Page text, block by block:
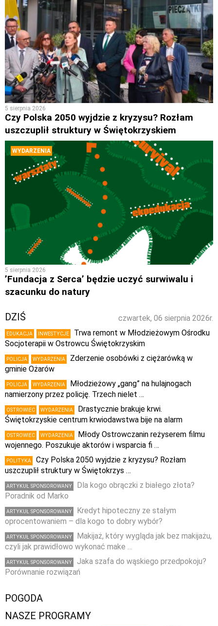
5 sierpnia 2026
Czy Polska 2050 wyjdzie z kryzysu? Rozłam
uszczuplił struktury w Świętokrzyskiem
WYDARZENIA
5 sierpnia 2026
’Fundacja z Serca’ będzie uczyć surwiwalu i
szacunku do natury
czwartek, 06 sierpnia 2026r.
DZIŚ
EDUKACJA INWESTYCJE
Trwa remont w Młodzieżowym Ośrodku
Socjoterapii w Ostrowcu Świętokrzyskim
POLICJA WYDARZENIA
Zderzenie osobówki z ciężarówką w
gminie Ożarów
POLICJA WYDARZENIA
Młodzieżowy „gang” na hulajnogach
namierzony przez policję. Trzech nielet …
OSTROWIEC WYDARZENIA
Drastycznie brakuje krwi.
Świętokrzyskie centrum krwiodawstwa bije na alarm
OSTROWIEC WYDARZENIA
Młody Ostrowczanin reżyserem filmu
wojennego. Poszukuje aktorów i wsparcia fi …
POLITYKA
Czy Polska 2050 wyjdzie z kryzysu? Rozłam
uszczuplił struktury w Świętokrzys …
ARTYKUŁ SPONSOROWANY
Dla kogo obrączki z białego złota?
Poradnik od Marko
ARTYKUŁ SPONSOROWANY
Kredyt hipoteczny ze stałym
oprocentowaniem – dla kogo to dobry wybór?
ARTYKUŁ SPONSOROWANY
Makijaż, który wygląda jak bez makijażu,
czyli jak prawidłowo wykonać make …
ARTYKUŁ SPONSOROWANY
Jaka szafa do wąskiego przedpokoju?
Porównanie rozwiązań
POGODA
NASZE PROGRAMY